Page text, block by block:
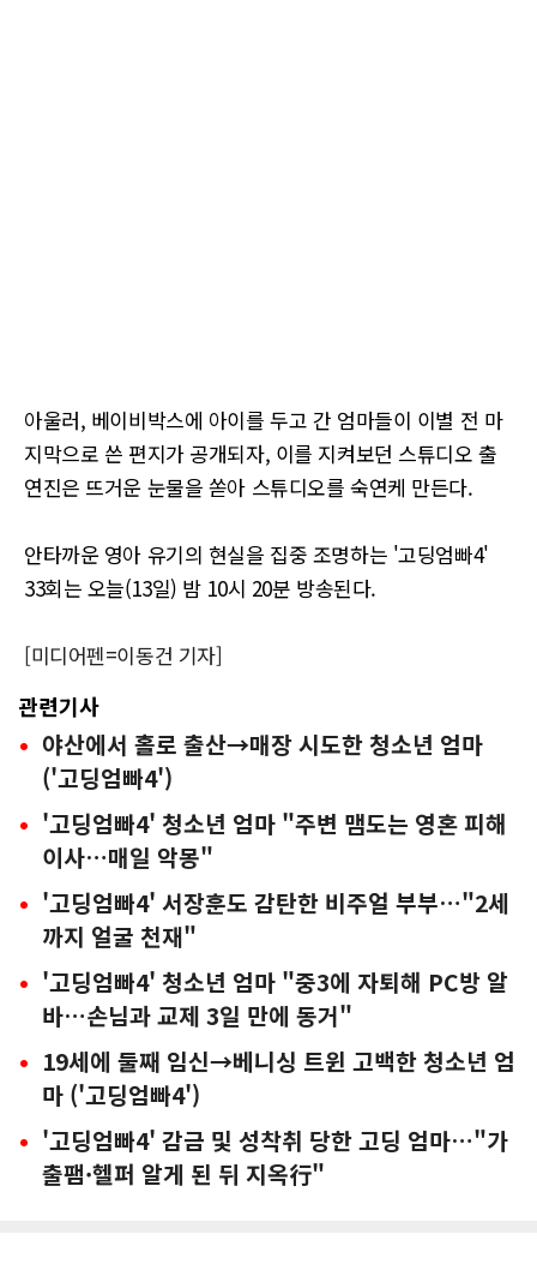
아울러, 베이비박스에 아이를 두고 간 엄마들이 이별 전 마
지막으로 쓴 편지가 공개되자, 이를 지켜보던 스튜디오 출
연진은 뜨거운 눈물을 쏟아 스튜디오를 숙연케 만든다.
안타까운 영아 유기의 현실을 집중 조명하는 '고딩엄빠4'
33회는 오늘(13일) 밤 10시 20분 방송된다.
[미디어펜=이동건 기자]
관련기사
야산에서 홀로 출산→매장 시도한 청소년 엄마
('고딩엄빠4')
'고딩엄빠4' 청소년 엄마 "주변 맴도는 영혼 피해
이사…매일 악몽"
'고딩엄빠4' 서장훈도 감탄한 비주얼 부부…"2세
까지 얼굴 천재"
'고딩엄빠4' 청소년 엄마 "중3에 자퇴해 PC방 알
바…손님과 교제 3일 만에 동거"
19세에 둘째 임신→베니싱 트윈 고백한 청소년 엄
마 ('고딩엄빠4')
'고딩엄빠4' 감금 및 성착취 당한 고딩 엄마…"가
출팸·헬퍼 알게 된 뒤 지옥行"